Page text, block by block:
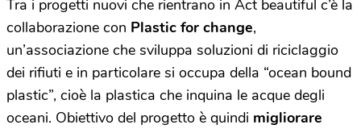
Tra i progetti nuovi che rientrano in Act beautiful c’è la
collaborazione con Plastic for change,
un’associazione che sviluppa soluzioni di riciclaggio
dei rifiuti e in particolare si occupa della “ocean bound
plastic”, cioè la plastica che inquina le acque degli
oceani. Obiettivo del progetto è quindi migliorare